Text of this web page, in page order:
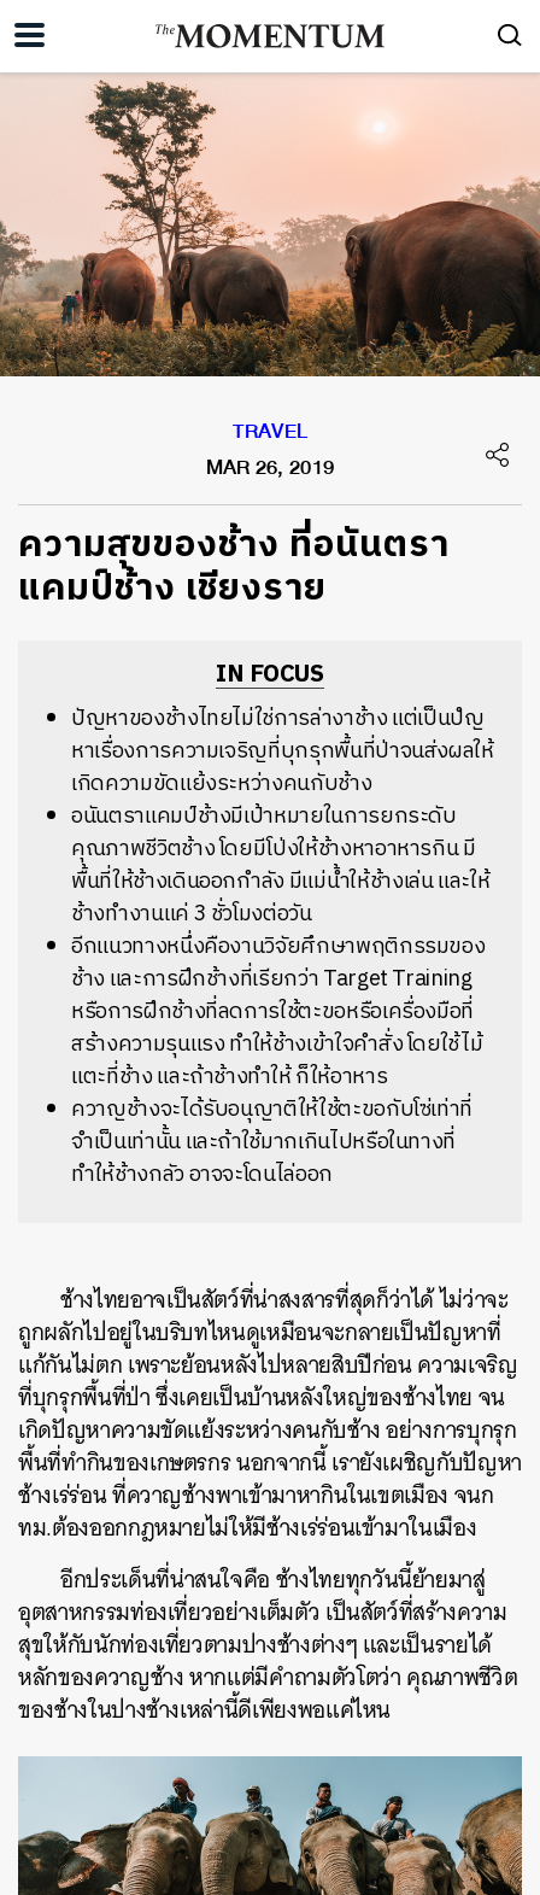
TRAVEL
MAR 26, 2019
ความสุขของช้าง ที่อนันตรา
แคมป์ช้าง เชียงราย
IN FOCUS
ปัญหาของช้างไทยไม่ใช่การล่างาช้าง แต่เป็นปํญ
หาเรื่องการความเจริญที่บุกรุกพื้นที่ป่าจนส่งผลให้
เกิดความขัดแย้งระหว่างคนกับช้าง
อนันตราแคมป์ช้างมีเป้าหมายในการยกระดับ
คุณภาพชีวิตช้าง โดยมีโป่งให้ช้างหาอาหารกิน มี
พื้นที่ให้ช้างเดินออกกำลัง มีแม่น้ำให้ช้างเล่น และให้
ช้างทำงานแค่ 3 ชั่วโมงต่อวัน
อีกแนวทางหนึ่งคืองานวิจัยศึกษาพฤติกรรมของ
ช้าง และการฝึกช้างที่เรียกว่า Target Training
หรือการฝึกช้างที่ลดการใช้ตะขอหรือเครื่องมือที่
สร้างความรุนแรง ทำให้ช้างเข้าใจคำสั่ง โดยใช้ไม้
แตะที่ช้าง และถ้าช้างทำให้ ก็ให้อาหาร
ควาญช้างจะได้รับอนุญาติให้ใช้ตะขอกับโซ่เท่าที่
จำเป็นเท่านั้น และถ้าใช้มากเกินไปหรือในทางที่
ทำให้ช้างกลัว อาจจะโดนไล่ออก
ช้างไทยอาจเป็นสัตว์ที่น่าสงสารที่สุดก็ว่าได้ ไม่ว่าจะ
ถูกผลักไปอยู่ในบริบทไหนดูเหมือนจะกลายเป็นปัญหาที่
แก้กันไม่ตก เพราะย้อนหลังไปหลายสิบปีก่อน ความเจริญ
ที่บุกรุกพื้นที่ป่า ซึ่งเคยเป็นบ้านหลังใหญ่ของช้างไทย จน
เกิดปัญหาความขัดแย้งระหว่างคนกับช้าง อย่างการบุกรุก
พื้นที่ทำกินของเกษตรกร นอกจากนี้ เรายังเผชิญกับปัญหา
ช้างเร่ร่อน ที่ควาญช้างพาเข้ามาหากินในเขตเมือง จนก
ทม.ต้องออกกฎหมายไม่ให้มีช้างเร่ร่อนเข้ามาในเมือง
อีกประเด็นที่น่าสนใจคือ ช้างไทยทุกวันนี้ย้ายมาสู่
อุตสาหกรรมท่องเที่ยวอย่างเต็มตัว เป็นสัตว์ที่สร้างความ
สุขให้กับนักท่องเที่ยวตามปางช้างต่างๆ และเป็นรายได้
หลักของควาญช้าง หากแต่มีคำถามตัวโตว่า คุณภาพชีวิต
ของช้างในปางช้างเหล่านี้ดีเพียงพอแค่ไหน